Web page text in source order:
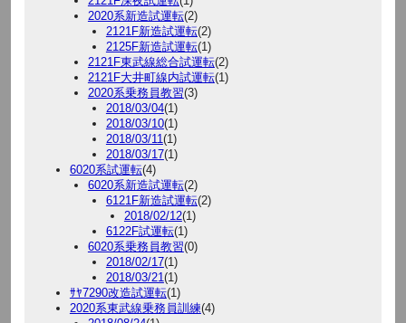
2020系新造試運転(2)
2121F新造試運転(2)
2125F新造試運転(1)
2121F東武線総合試運転(2)
2121F大井町線内試運転(1)
2020系乗務員教習(3)
2018/03/04(1)
2018/03/10(1)
2018/03/11 (1)
2018/03/17(1)
6020系試運転(4)
6020系新造試運転(2)
6121F新造試運転(2)
2018/02/12(1)
6122F試運転(1)
6020系乗務員教習(0)
2018/02/17(1)
2018/03/21 (1)
ｻﾔ7290改造試運転(1)
2020系東武線乗務員訓練(4)